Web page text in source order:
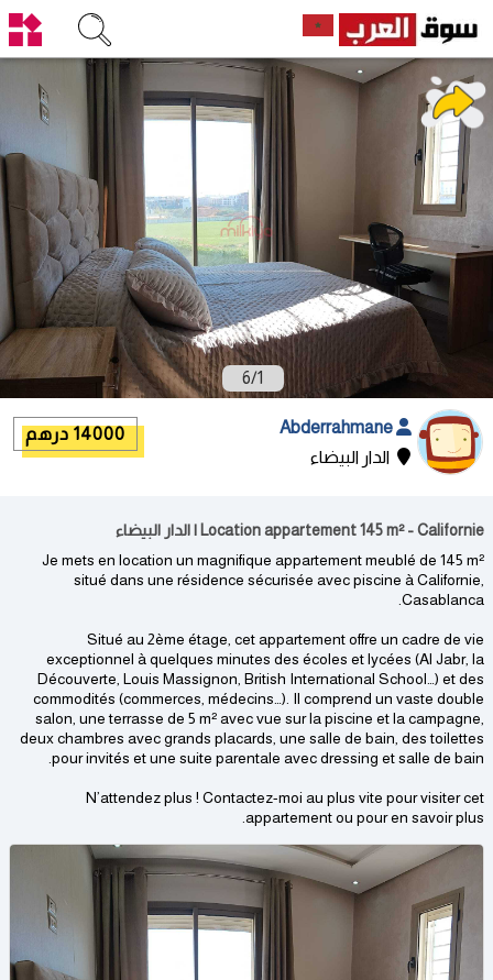
1
/
6
الدار البيضاء
14000 درهم
Location appartement 145 m² - Californie | الدار البيضاء
Je mets en location un magnifique appartement meublé de 145 m²
situé dans une résidence sécurisée avec piscine à Californie,
Casablanca.
Situé au 2ème étage, cet appartement offre un cadre de vie
exceptionnel à quelques minutes des écoles et lycées (Al Jabr, la
Découverte, Louis Massignon, British International School…) et des
commodités (commerces, médecins…). Il comprend un vaste double
salon, une terrasse de 5 m² avec vue sur la piscine et la campagne,
deux chambres avec grands placards, une salle de bain, des toilettes
pour invités et une suite parentale avec dressing et salle de bain.
N’attendez plus ! Contactez-moi au plus vite pour visiter cet
appartement ou pour en savoir plus.